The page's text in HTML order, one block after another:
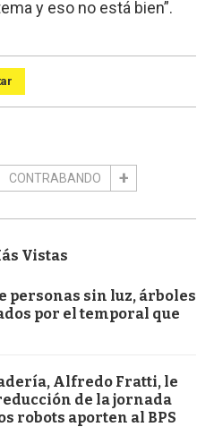
y eso no está bien”.
CONTRABANDO
Vistas
personas sin luz, árboles
por el temporal que
Alfredo Fratti, le
de la jornada
robots aporten al BPS